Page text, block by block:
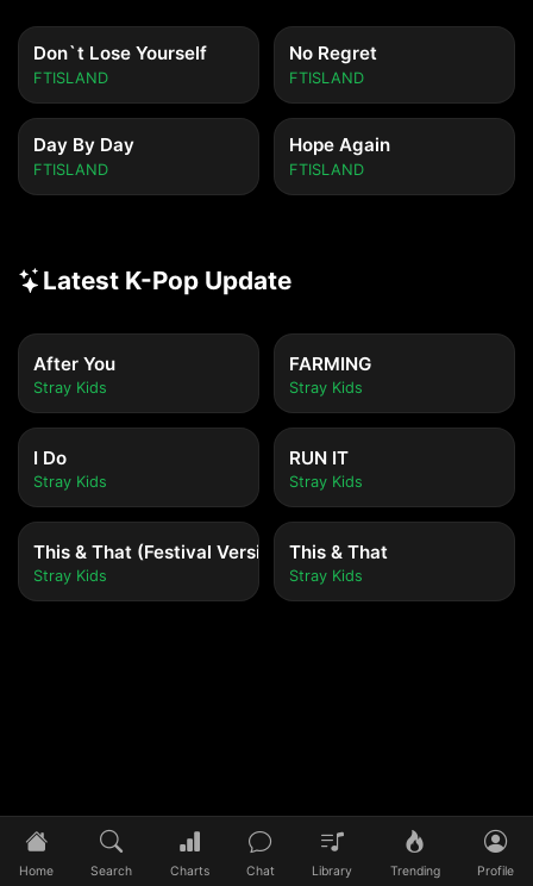
Don`t Lose Yourself
FTISLAND
No Regret
FTISLAND
Day By Day
FTISLAND
Hope Again
FTISLAND
Latest K-Pop Update
After You
Stray Kids
FARMING
Stray Kids
I Do
Stray Kids
RUN IT
Stray Kids
This & That (Festival Version)
Stray Kids
This & That
Stray Kids
Home Search Charts Chat Library Trending Profile
0:00/0:00